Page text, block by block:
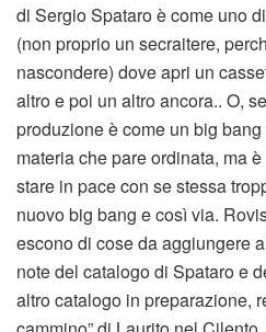
di Sergio Spataro è come uno
(non proprio un secraitere,
nascondere) dove apri un
altro e poi un altro ancora.. O,
produzione è come un big
materia che pare ordinata, ma
stare in pace con se stessa
nuovo big bang e così via.
escono di cose da aggiungere
note del catalogo di Spataro e
altro catalogo in preparazione,